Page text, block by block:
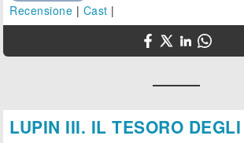
Recensione | Cast |
LUPIN III. IL TESORO